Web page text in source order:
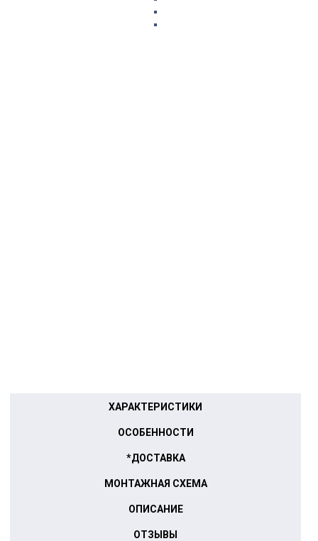
ХАРАКТЕРИСТИКИ
ОСОБЕННОСТИ
*ДОСТАВКА
МОНТАЖНАЯ СХЕМА
ОПИСАНИЕ
ОТЗЫВЫ